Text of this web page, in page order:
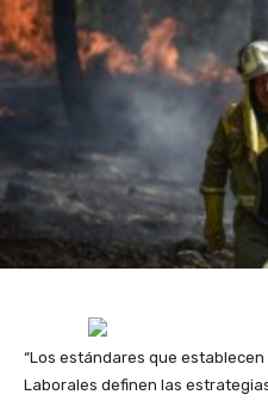
“Los estándares que
Laborales definen las